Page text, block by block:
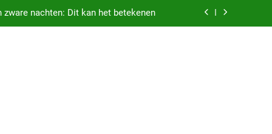
zware nachten: Dit kan het betekenen
over zijn huwelijk en privéleven